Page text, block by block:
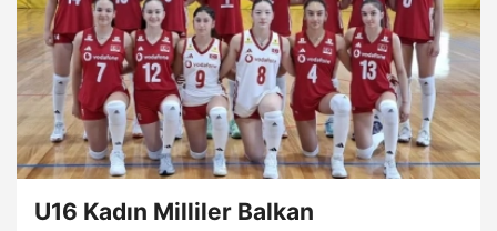
U16 Kadın Milliler Balkan